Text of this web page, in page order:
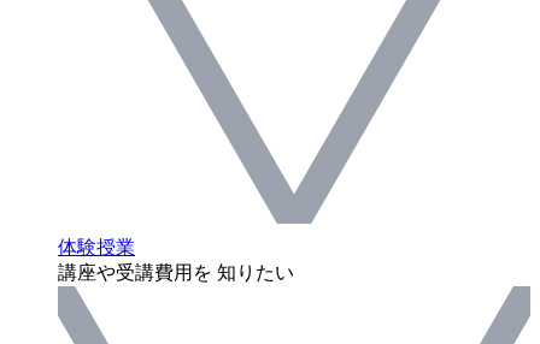
体験授業
講座や受講費用を 知りたい